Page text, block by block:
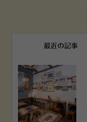
最近の記事